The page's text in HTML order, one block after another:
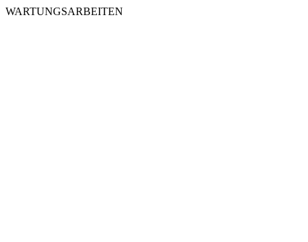
WARTUNGSARBEITEN